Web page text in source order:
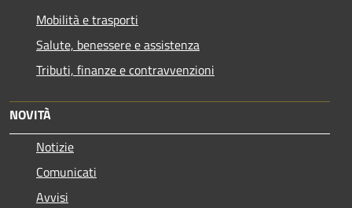
Mobilità e trasporti
Salute, benessere e assistenza
Tributi, finanze e contravvenzioni
NOVITÀ
Notizie
Comunicati
Avvisi